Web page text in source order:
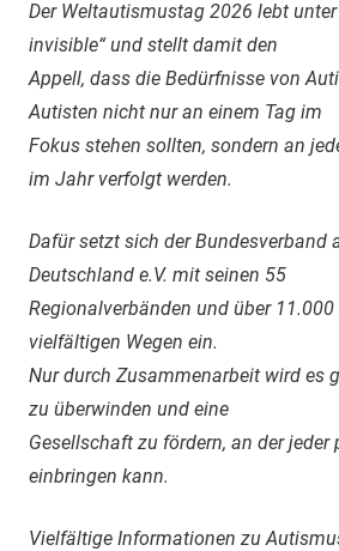
Der Weltautismustag 2026 lebt
invisible“ und stellt damit den
Appell, dass die Bedürfnisse von
Autisten nicht nur an einem Tag im
Fokus stehen sollten, sondern an
im Jahr verfolgt werden.
Dafür setzt sich der Bundesverband
Deutschland e.V. mit seinen 55
Regionalverbänden und über
vielfältigen Wegen ein.
Nur durch Zusammenarbeit wird es
zu überwinden und eine
Gesellschaft zu fördern, an der jeder
einbringen kann.
Vielfältige Informationen zu